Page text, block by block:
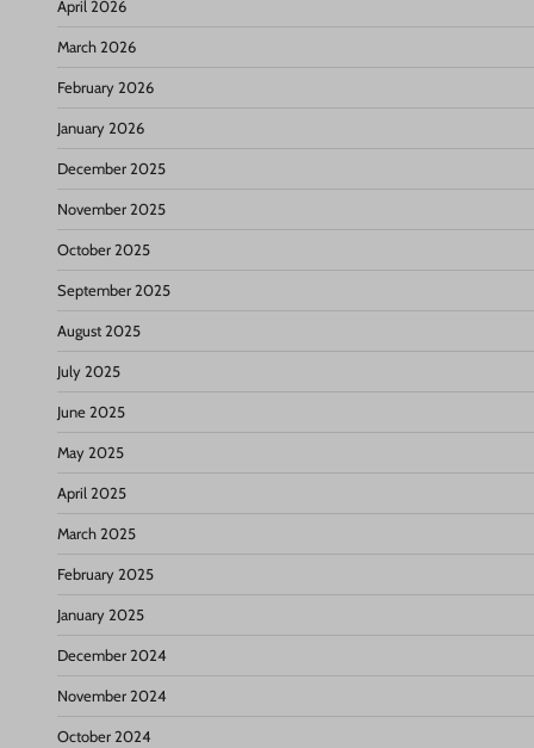
April 2026
March 2026
February 2026
January 2026
December 2025
November 2025
October 2025
September 2025
August 2025
July 2025
June 2025
May 2025
April 2025
March 2025
February 2025
January 2025
December 2024
November 2024
October 2024